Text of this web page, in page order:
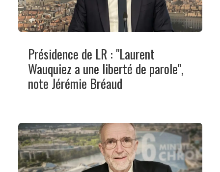
Présidence de LR : "Laurent
Wauquiez a une liberté de parole",
note Jérémie Bréaud